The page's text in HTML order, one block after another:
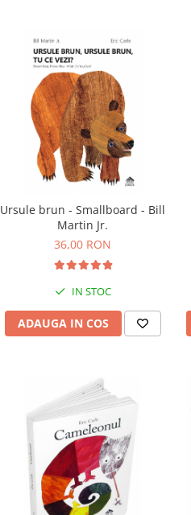
Ursule brun - Smallboard - Bill
Martin Jr.
36,00 RON
IN STOC
ADAUGA IN COS